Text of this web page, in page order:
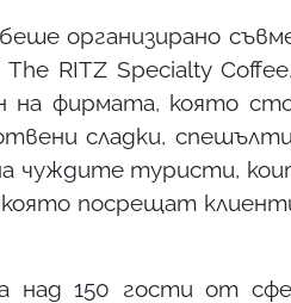
организирано
RITZ Specialty
на фирмата, която
сладки,
чуждите туристи,
посрещат
над 150 гости от